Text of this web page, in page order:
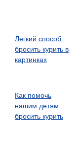
Легкий способ
бросить курить в
картинках
Как помочь
нашим детям
бросить курить